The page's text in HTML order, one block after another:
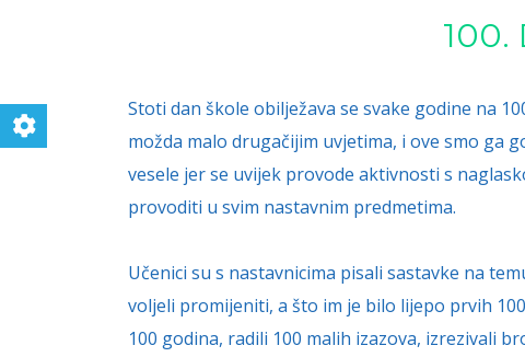
100.
Stoti dan škole obilježava se svake godine na
možda malo drugačijim uvjetima, i ove smo ga
vesele jer se uvijek provode aktivnosti s
provoditi u svim nastavnim predmetima.
Učenici su s nastavnicima pisali sastavke na
voljeli promijeniti, a što im je bilo lijepo prvih
100 godina, radili 100 malih izazova, izrezivali